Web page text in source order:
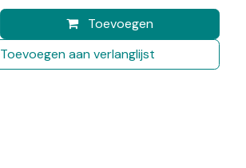
Toevoegen
Toevoegen aan verlanglijst